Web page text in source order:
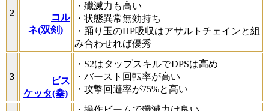
2
コル
ネ(双剣)
・殲滅力も高い
・状態異常無効持ち
・踊り玉のHP吸収はアサルトチェインと組
み合わせれば優秀
3
ビス
ケッタ(拳)
・S2はタップスキルでDPSは高め
・バースト回転率が高い
・攻撃回避率が75%と高い